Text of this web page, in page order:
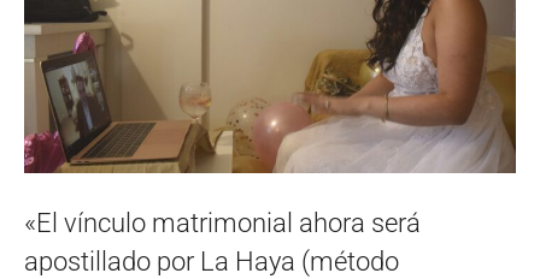
«El vínculo matrimonial ahora será
apostillado por La Haya (método